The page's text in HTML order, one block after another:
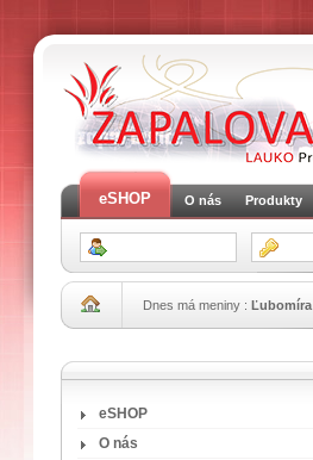
eSHOP O nás Produkty
Dnes má meniny : Ľubomíra
eSHOP
O nás